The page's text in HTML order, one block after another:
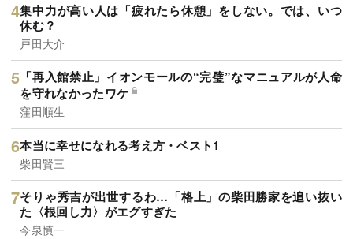
集中力が高い人は「疲れたら休憩」をしない。では、いつ
休む？
戸田大介
「再入館禁止」イオンモールの“完璧”なマニュアルが人命
を守れなかったワケ
窪田順生
本当に幸せになれる考え方・ベスト1
柴田賢三
そりゃ秀吉が出世するわ…「格上」の柴田勝家を追い抜い
た〈根回し力〉がエグすぎた
今泉慎一